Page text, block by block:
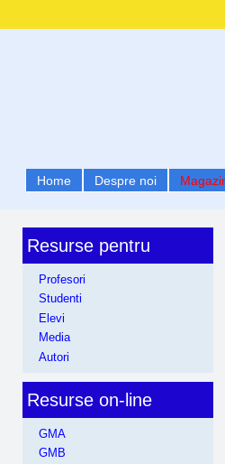
Home Despre noi
Resurse pentru
Profesori
Studenti
Elevi
Media
Autori
Resurse on-line
GMA
GMB